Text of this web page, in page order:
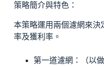
策略簡介與特色：
本策略運用兩個濾網來決
率及獲利率。
第一道濾網：（以